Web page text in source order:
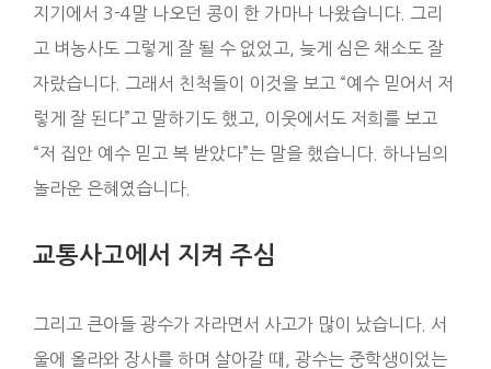
지기에서 3-4말 나오던 콩이 한 가마나 나왔습니다. 그리
고 벼농사도 그렇게 잘 될 수 없었고, 늦게 심은 채소도 잘
자랐습니다. 그래서 친척들이 이것을 보고 “예수 믿어서 저
렇게 잘 된다”고 말하기도 했고, 이웃에서도 저희를 보고
“저 집안 예수 믿고 복 받았다”는 말을 했습니다. 하나님의
놀라운 은혜였습니다.
교통사고에서 지켜 주심
그리고 큰아들 광수가 자라면서 사고가 많이 났습니다. 서
울에 올라와 장사를 하며 살아갈 때, 광수는 중학생이었는